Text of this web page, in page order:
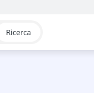
Ricerca